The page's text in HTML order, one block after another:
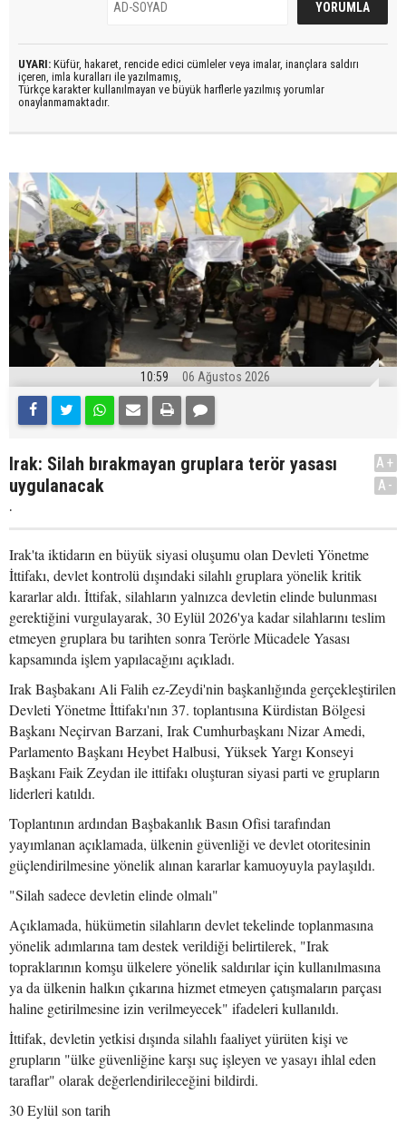
UYARI: Küfür, hakaret, rencide edici cümleler veya imalar, inançlara saldırı
içeren, imla kuralları ile yazılmamış,
Türkçe karakter kullanılmayan ve büyük harflerle yazılmış yorumlar
onaylanmamaktadır.
10:59 06 Ağustos 2026
Irak: Silah bırakmayan gruplara terör yasası
uygulanacak
.
A+
A-
Irak'ta iktidarın en büyük siyasi oluşumu olan Devleti Yönetme
İttifakı, devlet kontrolü dışındaki silahlı gruplara yönelik kritik
kararlar aldı. İttifak, silahların yalnızca devletin elinde bulunması
gerektiğini vurgulayarak, 30 Eylül 2026'ya kadar silahlarını teslim
etmeyen gruplara bu tarihten sonra Terörle Mücadele Yasası
kapsamında işlem yapılacağını açıkladı.
Irak Başbakanı Ali Falih ez-Zeydi'nin başkanlığında gerçekleştirilen
Devleti Yönetme İttifakı'nın 37. toplantısına Kürdistan Bölgesi
Başkanı Neçirvan Barzani, Irak Cumhurbaşkanı Nizar Amedi,
Parlamento Başkanı Heybet Halbusi, Yüksek Yargı Konseyi
Başkanı Faik Zeydan ile ittifakı oluşturan siyasi parti ve grupların
liderleri katıldı.
Toplantının ardından Başbakanlık Basın Ofisi tarafından
yayımlanan açıklamada, ülkenin güvenliği ve devlet otoritesinin
güçlendirilmesine yönelik alınan kararlar kamuoyuyla paylaşıldı.
"Silah sadece devletin elinde olmalı"
Açıklamada, hükümetin silahların devlet tekelinde toplanmasına
yönelik adımlarına tam destek verildiği belirtilerek, "Irak
topraklarının komşu ülkelere yönelik saldırılar için kullanılmasına
ya da ülkenin halkın çıkarına hizmet etmeyen çatışmaların parçası
haline getirilmesine izin verilmeyecek" ifadeleri kullanıldı.
İttifak, devletin yetkisi dışında silahlı faaliyet yürüten kişi ve
grupların "ülke güvenliğine karşı suç işleyen ve yasayı ihlal eden
taraflar" olarak değerlendirileceğini bildirdi.
30 Eylül son tarih